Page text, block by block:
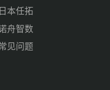
日本任拓
舟智数
见问题